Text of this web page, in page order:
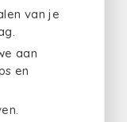
van je
aan
en